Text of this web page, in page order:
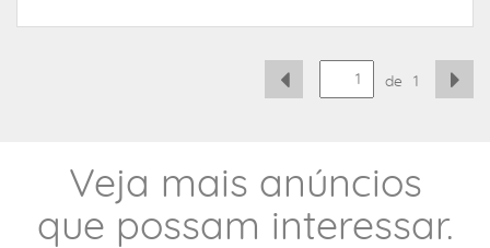
de 1
Veja mais anúncios
que possam interessar.